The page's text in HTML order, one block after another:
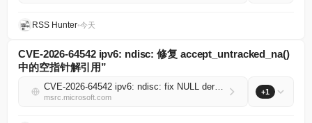
RSS Hunter•今天
CVE-2026-64542 ipv6: ndisc: 修复 accept_untracked_na()
中的空指针解引用”
CVE-2026-64542 ipv6: ndisc: fix NULL deref in accept_untracked_na()
msrc.microsoft.com
+1